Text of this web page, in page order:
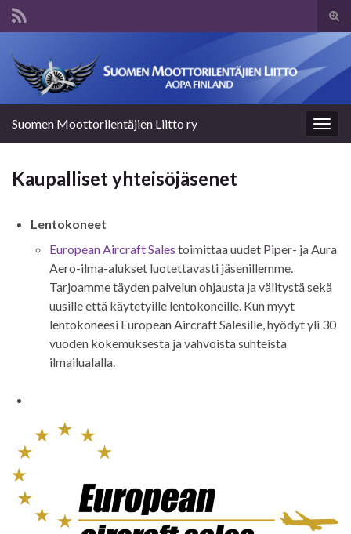
Suomen Moottorilentäjien Liitto ry
Kaupalliset yhteisöjäsenet
Lentokoneet
European Aircraft Sales toimittaa uudet Piper- ja Aura
Aero-ilma-alukset luotettavasti jäsenillemme.
Tarjoamme täyden palvelun ohjausta ja välitystä sekä
uusille että käytetyille lentokoneille. Kun myyt
lentokoneesi European Aircraft Salesille, hyödyt yli 30
vuoden kokemuksesta ja vahvoista suhteista
ilmailualalla.